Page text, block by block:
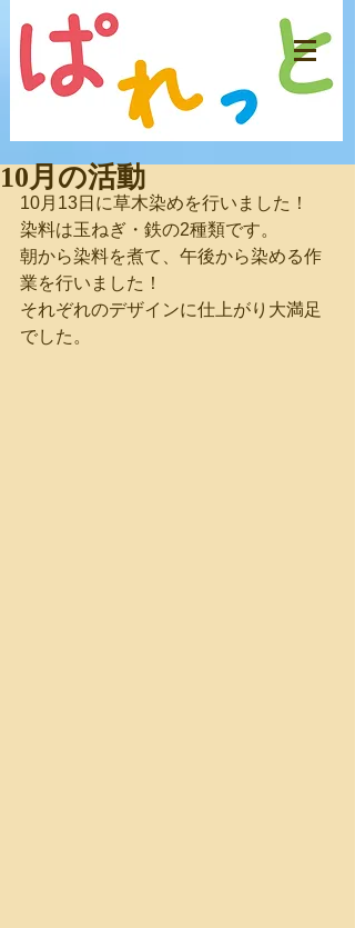
10月の活動
10月13日に草木染めを行いました！
染料は玉ねぎ・鉄の2種類です。
朝から染料を煮て、午後から染める作
業を行いました！
それぞれのデザインに仕上がり大満足
でした。